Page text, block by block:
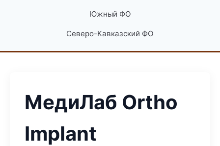
Южный ФО
Северо-Кавказский ФО
МедиЛаб Ortho
Implant